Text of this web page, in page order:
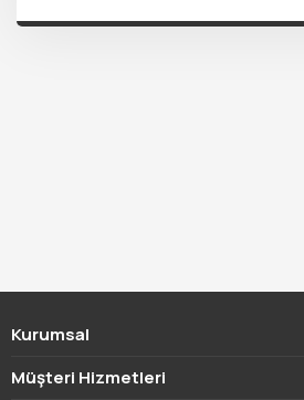
Kurumsal
Müşteri Hizmetleri